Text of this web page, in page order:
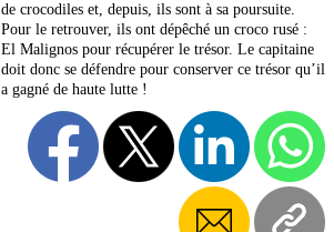
de crocodiles et, depuis, ils sont à sa poursuite.
Pour le retrouver, ils ont dépêché un croco rusé :
El Malignos pour récupérer le trésor. Le capitaine
doit donc se défendre pour conserver ce trésor qu’il
a gagné de haute lutte !